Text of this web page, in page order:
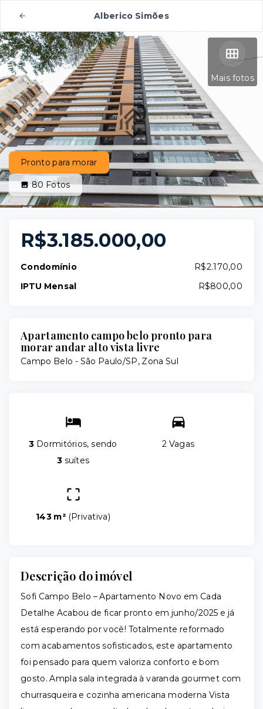
Alberico Simões
Mais fotos
Pronto para morar
80 Fotos
R$3.185.000,00
Condomínio
R$2.170,00
IPTU Mensal
R$800,00
Apartamento campo belo pronto para
morar andar alto vista livre
Campo Belo - São Paulo/SP, Zona Sul
3 Dormitórios, sendo
3suítes
2 Vagas
143 m² (Privativa)
Descrição do imóvel
Sofi Campo Belo – Apartamento Novo em Cada
Detalhe Acabou de ficar pronto em junho/2025 e já
está esperando por você! Totalmente reformado
com acabamentos sofisticados, este apartamento
foi pensado para quem valoriza conforto e bom
gosto. Ampla sala integrada à varanda gourmet com
churrasqueira e cozinha americana moderna Vista